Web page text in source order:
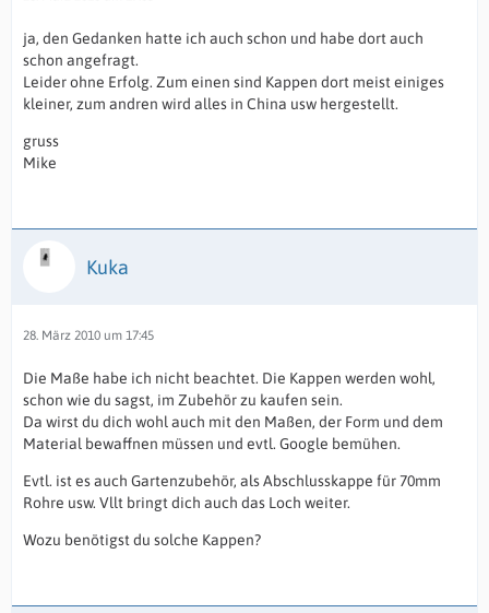
ja, den Gedanken hatte ich auch schon und habe dort auch
schon angefragt.
Leider ohne Erfolg. Zum einen sind Kappen dort meist einiges
kleiner, zum andren wird alles in China usw hergestellt.
gruss
Mike
Kuka
28. März 2010 um 17:45
Die Maße habe ich nicht beachtet. Die Kappen werden wohl,
schon wie du sagst, im Zubehör zu kaufen sein.
Da wirst du dich wohl auch mit den Maßen, der Form und dem
Material bewaffnen müssen und evtl. Google bemühen.
Evtl. ist es auch Gartenzubehör, als Abschlusskappe für 70mm
Rohre usw. Vllt bringt dich auch das Loch weiter.
Wozu benötigst du solche Kappen?